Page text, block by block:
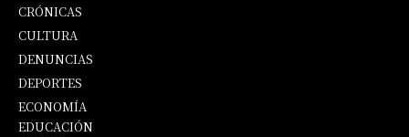
CRÓNICAS
CULTURA
DENUNCIAS
DEPORTES
ECONOMÍA
EDUCACIÓN